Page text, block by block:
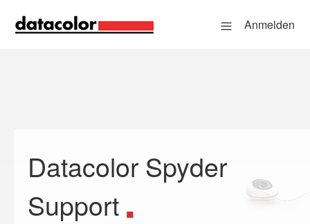
Anmelden
Datacolor Spyder
Support
Suche